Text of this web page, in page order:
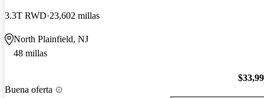
3.3T RWD 23,602 millas
North Plainfield, NJ
48 millas
Buena oferta